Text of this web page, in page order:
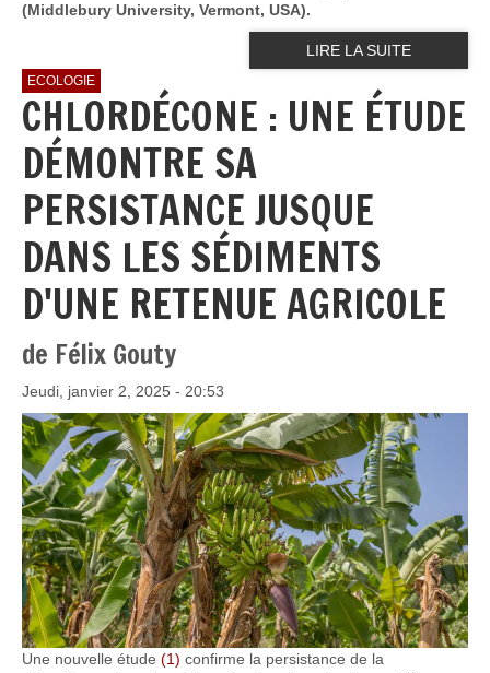
(Middlebury University, Vermont, USA).
LIRE LA SUITE
ECOLOGIE
CHLORDÉCONE : UNE ÉTUDE
DÉMONTRE SA
PERSISTANCE JUSQUE
DANS LES SÉDIMENTS
D'UNE RETENUE AGRICOLE
de Félix Gouty
Jeudi, janvier 2, 2025 - 20:53
Une nouvelle étude (1) confirme la persistance de la